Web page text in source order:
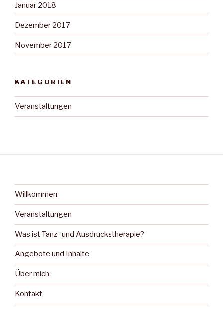
Januar 2018
Dezember 2017
November 2017
KATEGORIEN
Veranstaltungen
Willkommen
Veranstaltungen
Was ist Tanz- und Ausdruckstherapie?
Angebote und Inhalte
Über mich
Kontakt